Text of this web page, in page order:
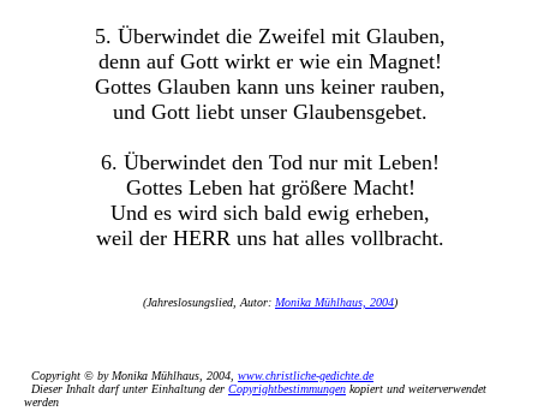
5. Überwindet die Zweifel mit Glauben,
denn auf Gott wirkt er wie ein Magnet!
Gottes Glauben kann uns keiner rauben,
und Gott liebt unser Glaubensgebet.
6. Überwindet den Tod nur mit Leben!
Gottes Leben hat größere Macht!
Und es wird sich bald ewig erheben,
weil der HERR uns hat alles vollbracht.
(Jahreslosungslied, Autor: Monika Mühlhaus, 2004)
Copyright © by Monika Mühlhaus, 2004, www.christliche-gedichte.de
Dieser Inhalt darf unter Einhaltung der Copyrightbestimmungen kopiert und weiterverwendet
werden